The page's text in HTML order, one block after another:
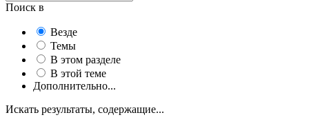
Поиск в
Везде
Темы
В этом разделе
В этой теме
Дополнительно...
Искать результаты, содержащие...